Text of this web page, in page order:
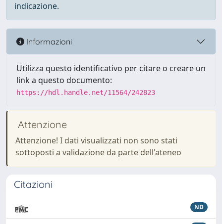
indicazione.
Informazioni
Utilizza questo identificativo per citare o creare un
link a questo documento:
https://hdl.handle.net/11564/242823
Attenzione
Attenzione! I dati visualizzati non sono stati
sottoposti a validazione da parte dell'ateneo
Citazioni
ND